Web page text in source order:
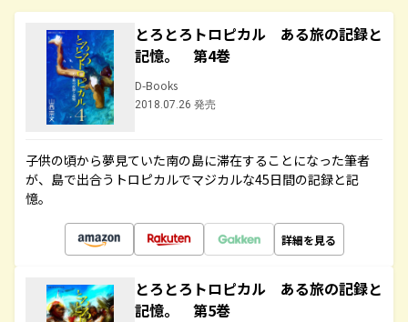
とろとろトロピカル ある旅の記録と
記憶。 第4巻
D-Books
2018.07.26 発売
子供の頃から夢見ていた南の島に滞在することになった筆者
が、島で出合うトロピカルでマジカルな45日間の記録と記
憶。
詳細を見る
とろとろトロピカル ある旅の記録と
記憶。 第5巻